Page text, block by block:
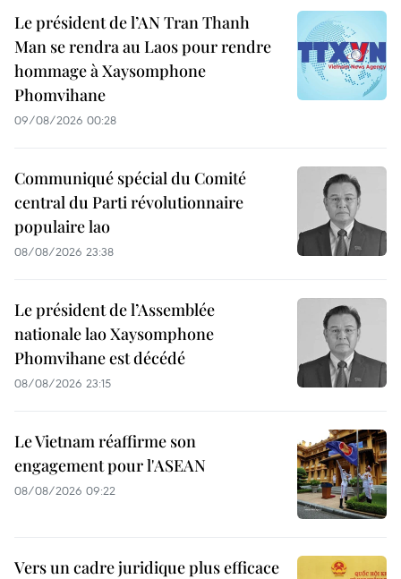
Le président de l’AN Tran Thanh
Man se rendra au Laos pour rendre
hommage à Xaysomphone
Phomvihane
09/08/2026 00:28
Communiqué spécial du Comité
central du Parti révolutionnaire
populaire lao
08/08/2026 23:38
Le président de l’Assemblée
nationale lao Xaysomphone
Phomvihane est décédé
08/08/2026 23:15
Le Vietnam réaffirme son
engagement pour l'ASEAN
08/08/2026 09:22
Vers un cadre juridique plus efficace